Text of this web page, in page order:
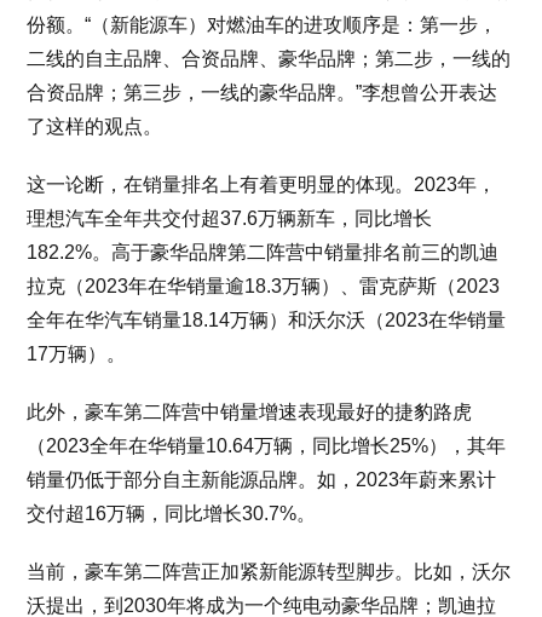
份额。“（新能源车）对燃油车的进攻顺序是：第一步，
二线的自主品牌、合资品牌、豪华品牌；第二步，一线的
合资品牌；第三步，一线的豪华品牌。”李想曾公开表达
了这样的观点。
这一论断，在销量排名上有着更明显的体现。2023年，
理想汽车全年共交付超37.6万辆新车，同比增长
182.2%。高于豪华品牌第二阵营中销量排名前三的凯迪
拉克（2023年在华销量逾18.3万辆）、雷克萨斯（2023
全年在华汽车销量18.14万辆）和沃尔沃（2023在华销量
17万辆）。
此外，豪车第二阵营中销量增速表现最好的捷豹路虎
（2023全年在华销量10.64万辆，同比增长25%），其年
销量仍低于部分自主新能源品牌。如，2023年蔚来累计
交付超16万辆，同比增长30.7%。
当前，豪车第二阵营正加紧新能源转型脚步。比如，沃尔
沃提出，到2030年将成为一个纯电动豪华品牌；凯迪拉